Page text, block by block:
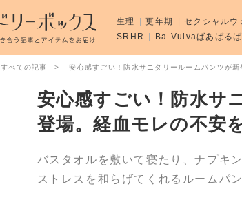
すべての記事 安心感すごい！防水サニタリールームパンツが
安心感すごい！防水サ
登場。経血モレの不安
バスタオルを敷いて寝たり、ナプキ
ストレスを和らげてくれるルームパ
生理 更年期 セクシャルウ
SRHR
Ba-Vulvaばあばるば